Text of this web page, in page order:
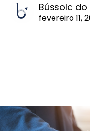
Bússola
fevereiro 11,